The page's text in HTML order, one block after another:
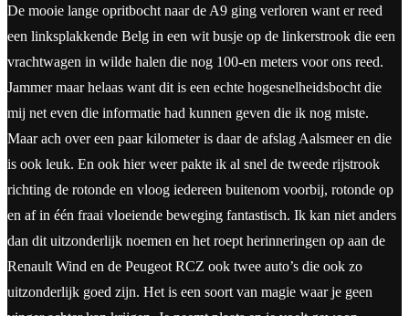
De mooie lange opritbocht naar de A9 ging verloren want er reed
een linksplakkende Belg in een wit busje op de linkerstrook die een
vrachtwagen in wilde halen die nog 100-en meters voor ons reed.
Jammer maar helaas want dit is een echte hogesnelheidsbocht die
mij net even die informatie had kunnen geven die ik nog miste.
Maar ach over een paar kilometer is daar de afslag Aalsmeer en die
is ook leuk. En ook hier weer pakte ik al snel de tweede rijstrook
richting de rotonde en vloog iedereen buitenom voorbij, rotonde op
en af in één fraai vloeiende beweging fantastisch. Ik kan niet anders
dan dit uitzonderlijk noemen en het roept herinneringen op aan de
Renault Wind en de Peugeot RCZ ook twee auto’s die ook zo
uitzonderlijk goed zijn. Het is een soort van magie waar je geen